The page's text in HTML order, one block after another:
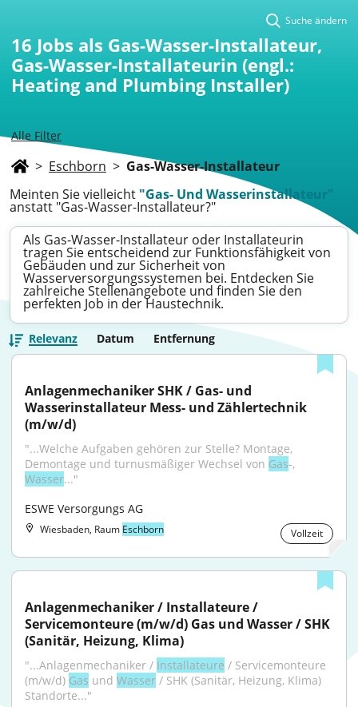
Alle Filter
Suche ändern
16 Jobs als Gas-Wasser-Installateur,
Gas-Wasser-Installateurin (engl.:
Heating and Plumbing Installer)
> Eschborn > Gas-Wasser-Installateur
Meinten Sie vielleicht "Gas- Und Wasserinstallateur"
anstatt "Gas-Wasser-Installateur?"
Als Gas-Wasser-Installateur oder Installateurin
tragen Sie entscheidend zur Funktionsfähigkeit von
Gebäuden und zur Sicherheit von
Wasserversorgungssystemen bei. Entdecken Sie
zahlreiche Stellenangebote und finden Sie den
perfekten Job in der Haustechnik.
Relevanz Datum Entfernung
Anlagenmechaniker SHK / Gas- und
Wasserinstallateur Mess- und Zählertechnik
(m/w/d)
"...Welche Aufgaben gehören zur Stelle? Montage,
Demontage und turnusmäßiger Wechsel von Gas
Wasser..."
ESWE Versorgungs AG
Wiesbaden, Raum Eschborn Vollzeit
Anlagenmechaniker / Installateure /
Servicemonteure (m/w/d) Gas und Wasser / SHK
(Sanitär, Heizung, Klima)
"...Anlagenmechaniker / Installateure / Servicemonteure
(m/w/d) Gas und Wasser / SHK (Sanitär, Heizung, Klima)
Standorte..."